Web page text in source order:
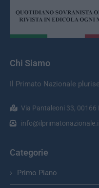
Chi Siamo
Il Primato Nazionale
Via Pantaleoni 33, 00166
Categorie
Primo Piano